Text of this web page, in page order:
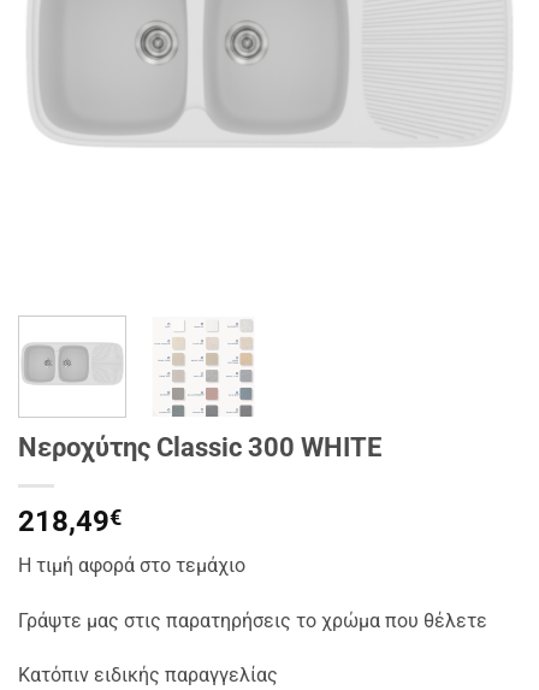
Νεροχύτης Classic 300 WHITE
218,49€
Η τιμή αφορά στο τεμάχιο
Γράψτε μας στις παρατηρήσεις το χρώμα που θέλετε
Κατόπιν ειδικής παραγγελίας